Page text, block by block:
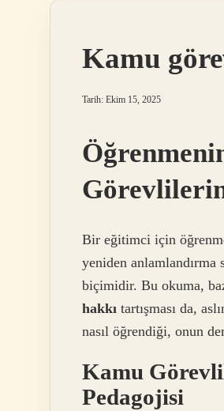
Kamu
Tarih: Ekim 15, 2025
Bir eğitimci için
yeniden anlamlandırma
biçimidir. Bu okuma,
hakkı tartışması da,
nasıl öğrendiği, onun
Kamu
Pedagojisi